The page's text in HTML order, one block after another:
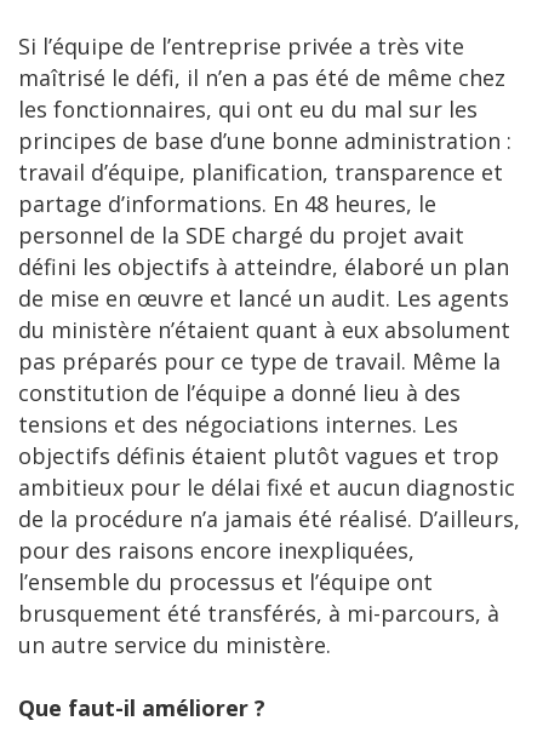
Si l’équipe de l’entreprise privée a très vite
maîtrisé le défi, il n’en a pas été de même chez
les fonctionnaires, qui ont eu du mal sur les
principes de base d’une bonne administration :
travail d’équipe, planification, transparence et
partage d’informations. En 48 heures, le
personnel de la SDE chargé du projet avait
défini les objectifs à atteindre, élaboré un plan
de mise en œuvre et lancé un audit. Les agents
du ministère n’étaient quant à eux absolument
pas préparés pour ce type de travail. Même la
constitution de l’équipe a donné lieu à des
tensions et des négociations internes. Les
objectifs définis étaient plutôt vagues et trop
ambitieux pour le délai fixé et aucun diagnostic
de la procédure n’a jamais été réalisé. D’ailleurs,
pour des raisons encore inexpliquées,
l’ensemble du processus et l’équipe ont
brusquement été transférés, à mi-parcours, à
un autre service du ministère.
Que faut-il améliorer ?